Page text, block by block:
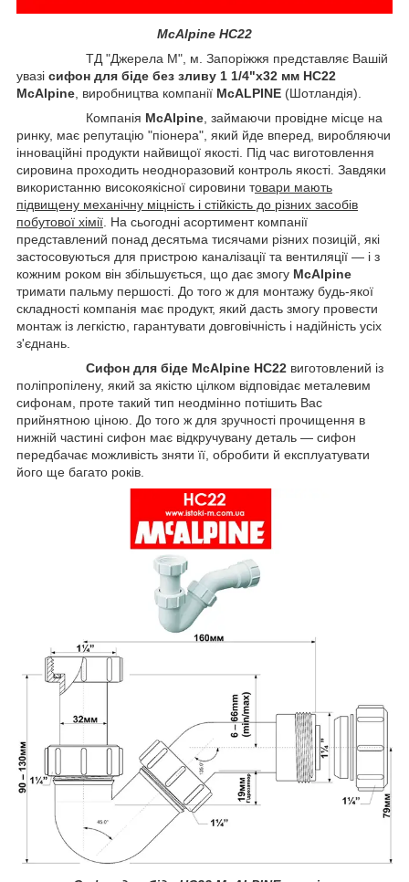
McAlpine HC22
ТД "Джерела М", м. Запоріжжя представляє Вашій
увазі сифон для біде без зливу 1 1/4"х32 мм HC22
McAlpine , виробництва компанії McALPINE (Шотландія).
Компанія McAlpine , займаючи провідне місце на
ринку, має репутацію "піонера", який йде вперед, виробляючи
інноваційні продукти найвищої якості. Під час виготовлення
сировина проходить неодноразовий контроль якості. Завдяки
використанню високоякісної сировини товари мають
підвищену механічну міцність і стійкість до різних засобів
побутової хімії . На сьогодні асортимент компанії
представлений понад десятьма тисячами різних позицій, які
застосовуються для пристрою каналізації та вентиляції — і з
кожним роком він збільшується, що дає змогу McAlpine
тримати пальму першості. До того ж для монтажу будь-якої
складності компанія має продукт, який дасть змогу провести
монтаж із легкістю, гарантувати довговічність і надійність усіх
з'єднань.
Сифон для біде McAlpine HC22 виготовлений із
поліпропілену, який за якістю цілком відповідає металевим
сифонам, проте такий тип неодмінно потішить Вас
прийнятною ціною. До того ж для зручності прочищення в
нижній частині сифон має відкручувану деталь — сифон
передбачає можливість зняти її, обробити й експлуатувати
його ще багато років.